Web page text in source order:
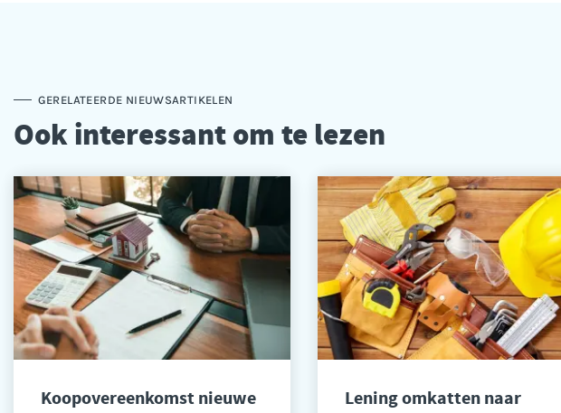
GERELATEERDE NIEUWSARTIKELEN
Ook interessant om te lezen
Koopovereenkomst nieuwe
Lening omkatten naar